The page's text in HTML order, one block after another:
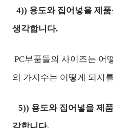
4)) 용도와 집어넣을 제
생각합니다.
PC부품들의 사이즈는 어
의 가지수는 어떻게 되지
5)) 용도와 집어넣을 제